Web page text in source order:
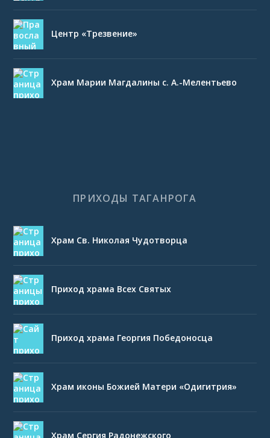
Центр «Трезвение»
Храм Марии Магдалины с. А.-Мелентьево
ПРИХОДЫ ТАГАНРОГА
Храм Св. Николая Чудотворца
Приход храма Всех Святых
Приход храма Георгия Победоносца
Храм иконы Божией Матери «Одигитрия»
Храм Сергия Радонежского